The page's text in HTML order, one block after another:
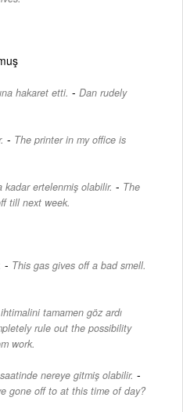
hakaret etti. - Dan rudely
- The printer in my office is
ertelenmiş olabilir. - The
till next week.
- This gas gives off a bad smell.
tamamen göz ardı
rule out the possibility
work.
nereye gitmiş olabilir. -
gone off to at this time of day?